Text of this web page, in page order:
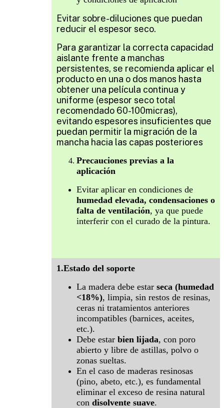
Evitar sobre-diluciones que puedan
reducir el espesor seco.
Para garantizar la correcta capacidad
aislante frente a manchas
persistentes, se recomienda aplicar el
producto en una o dos manos hasta
obtener una película continua y
uniforme (espesor seco total
recomendado 60-100micras),
evitando espesores insuficientes que
puedan permitir la migración de la
mancha hacia las capas posteriores
Precauciones previas a la
aplicación
Evitar aplicar en condiciones de
humedad elevada, condensaciones o
falta de ventilación, ya que puede
interferir con el curado de la pintura.
1.Estado del soporte
La madera debe estar seca (humedad
<18%), limpia, sin restos de resinas,
ceras ni tratamientos anteriores
incompatibles (barnices, aceites,
etc.).
Debe estar bien lijada, con poro
abierto y libre de astillas, polvo o
zonas sueltas.
En el caso de maderas resinosas
(pino, abeto, etc.), es fundamental
eliminar el exceso de resina natural
con disolvente suave.